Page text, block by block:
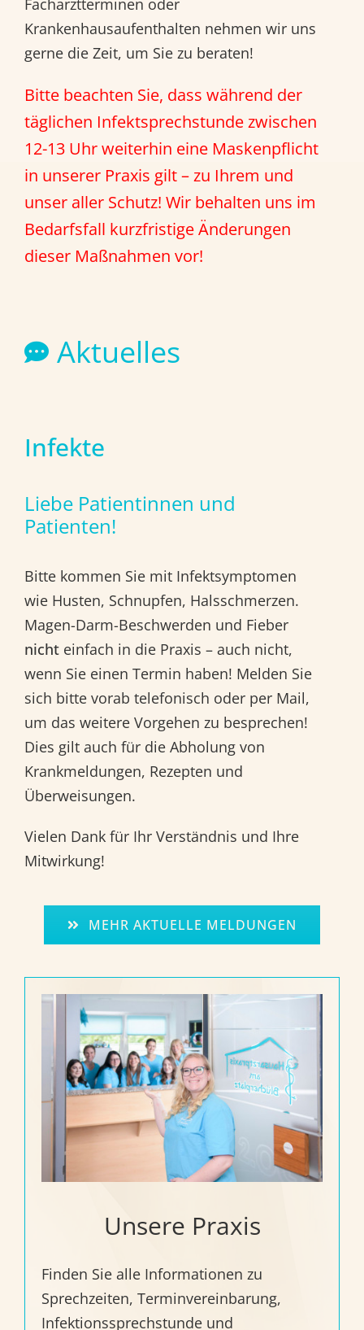
Facharztterminen oder
Krankenhausaufenthalten nehmen wir uns
gerne die Zeit, um Sie zu beraten!
Bitte beachten Sie, dass während der
täglichen Infektsprechstunde zwischen
12-13 Uhr weiterhin eine Maskenpflicht
in unserer Praxis gilt – zu Ihrem und
unser aller Schutz! Wir behalten uns im
Bedarfsfall kurzfristige Änderungen
dieser Maßnahmen vor!
Aktuelles
Infekte
Liebe Patientinnen und
Patienten!
Bitte kommen Sie mit Infektsymptomen
wie Husten, Schnupfen, Halsschmerzen.
Magen-Darm-Beschwerden und Fieber
nichteinfach in die Praxis – auch nicht,
wenn Sie einen Termin haben! Melden Sie
sich bitte vorab telefonisch oder per Mail,
um das weitere Vorgehen zu besprechen!
Dies gilt auch für die Abholung von
Krankmeldungen, Rezepten und
Überweisungen.
Vielen Dank für Ihr Verständnis und Ihre
Mitwirkung!
MEHR AKTUELLE MELDUNGEN
Unsere Praxis
Finden Sie alle Informationen zu
Sprechzeiten, Terminvereinbarung,
Infektionssprechstunde und